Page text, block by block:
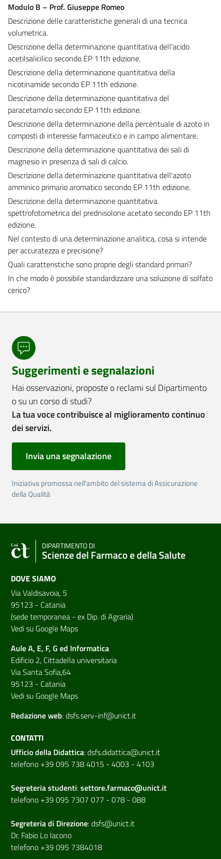
Modulo B – Prof. Giuseppe Romeo
Descrizione delle caratteristiche generali di una tecnica
volumetrica.
Descrizione della determinazione quantitativa dell'acido
acetilsalicilico secondo EP 11th edizione.
Descrizione della determinazione quantitativa della
nicotinamide secondo EP 11th edizione.
Descrizione della determinazione quantitativa del
paracetamolo secondo EP 11th edizione.
Descrizione della determinazione della percentuale di azoto in
composti di interesse farmaceutico e in campo alimentare.
Descrizione della determinazione quantitativa dei sali di
magnesio in presenza di sali di calcio.
Descrizione della determinazione quantitativa dell'azoto
amminico primario aromatico secondo EP 11th edizione.
Descrizione della determinazione quantitativa
spettrofotometrica del prednisolone acetato secondo EP 11th
edizione.
Nel contesto di una determinazione analitica, cosa si intende
per accuratezza e precisione?
Quali caratteristiche sono proprie degli standard primari?
In che modo è possibile standardizzare una soluzione di solfato
cerico?
Suggerimenti e segnalazioni
Hai osservazioni, proposte o reclami sul Dipartimento
o su un corso di studi?
La tua voce contribuisce al miglioramento continuo
dei servizi.
Invia una segnalazione
Iniziativa promossa nell'ambito del sistema di Assicurazione
della Qualità
DIPARTIMENTO DI
Scienze del Farmaco e della Salute
DOVE SIAMO
Via Valdisavoia, 5
95123 - Catania
(sede temporanea - ex Dip. di Agraria)
Vedi su Google Maps
Aule A, E, F, G ed Informatica
Edificio 2, Cittadella universitaria
Via Santa Sofia,64
95123 - Catania
Vedi su Google Maps
Redazione web:dsfs.serv-inf@unict.it
CONTATTI
Ufficio della Didattica:dsfs.didattica@unict.it
telefono +39 095 738 4015 - 4003 - 4103
Segreteria studenti:settore.farmaco@unict.it
telefono +39 095 7307 077 - 078 - 088
Segreteria di Direzione:dsfs@unict.it
Dr. Fabio Lo Iacono
telefono +39 095 7384018